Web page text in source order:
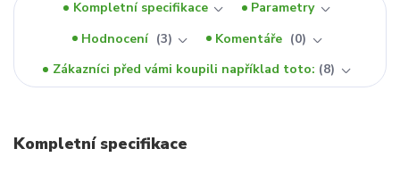
Kompletní specifikace
Parametry
Hodnocení
3 Komentáře
0
Zákazníci před vámi koupili například toto: 8
Kompletní specifikace